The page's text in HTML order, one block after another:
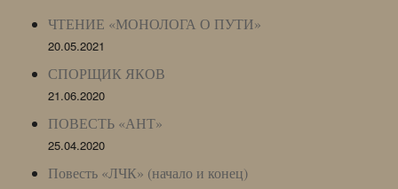
ЧТЕНИЕ «МОНОЛОГА О ПУТИ»
20.05.2021
СПОРЩИК ЯКОВ
21.06.2020
ПОВЕСТЬ «АНТ»
25.04.2020
Повесть «ЛЧК» (начало и конец)